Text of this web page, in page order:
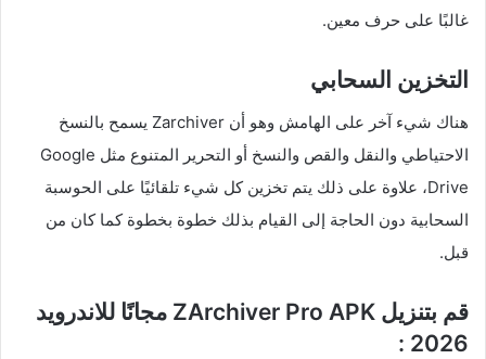
غالبًا على حرف معين.
التخزين السحابي
هناك شيء آخر على الهامش وهو أن Zarchiver يسمح بالنسخ
الاحتياطي والنقل والقص والنسخ أو التحرير المتنوع مثل Google
Drive، علاوة على ذلك يتم تخزين كل شيء تلقائيًا على الحوسبة
السحابية دون الحاجة إلى القيام بذلك خطوة بخطوة كما كان من
قبل.
قم بتنزيل ZArchiver Pro APK مجانًا للاندرويد
2026 :